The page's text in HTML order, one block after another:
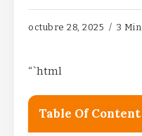
octubre 28, 2025 3
“`html
Table Of Content